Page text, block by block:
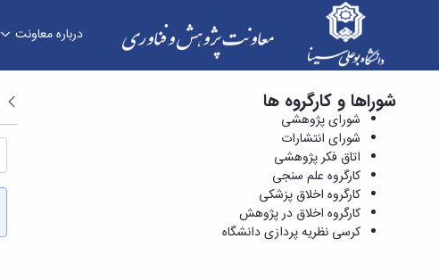
درباره معاونت
کرسی نظریه پردازی دانشگاه - معاونت پژوهش و فناوری
شوراها و کارگروه ها
شورای پژوهشی
شورای انتشارات
اتاق فکر پژوهشی
کارگروه علم سنجی
کارگروه اخلاق پزشکی
کارگروه اخلاق در پژوهش
کرسی نظریه پردازی دانشگاه